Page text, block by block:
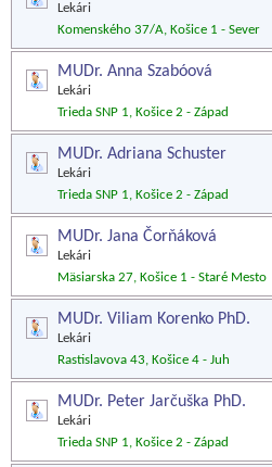
Lekári
Komenského 37/A, Košice 1 - Sever
MUDr. Anna Szabóová
Lekári
Trieda SNP 1, Košice 2 - Západ
MUDr. Adriana Schuster
Lekári
Trieda SNP 1, Košice 2 - Západ
MUDr. Jana Čorňáková
Lekári
Mäsiarska 27, Košice 1 - Staré Mesto
MUDr. Viliam Korenko PhD.
Lekári
Rastislavova 43, Košice 4 - Juh
MUDr. Peter Jarčuška PhD.
Lekári
Trieda SNP 1, Košice 2 - Západ